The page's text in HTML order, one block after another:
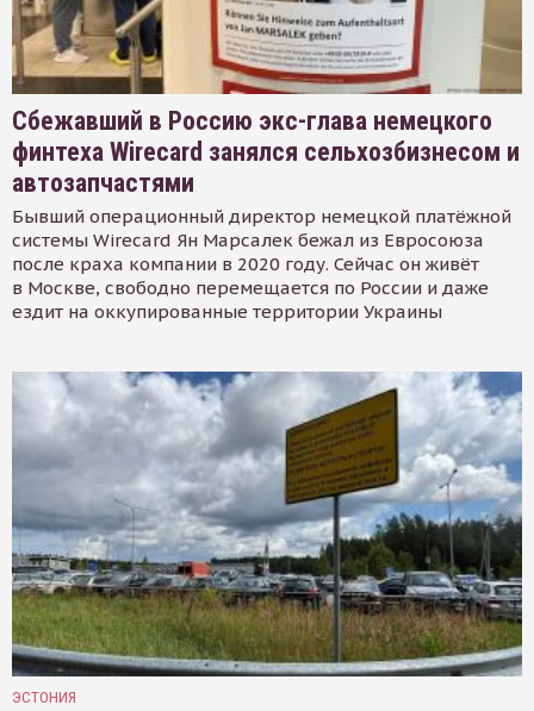
Сбежавший в Россию экс-глава немецкого
финтеха Wirecard занялся сельхозбизнесом и
автозапчастями
Бывший операционный директор немецкой платёжной
системы Wirecard Ян Марсалек бежал из Евросоюза
после краха компании в 2020 году. Сейчас он живёт
в Москве, свободно перемещается по России и даже
ездит на оккупированные территории Украины
ЭСТОНИЯ